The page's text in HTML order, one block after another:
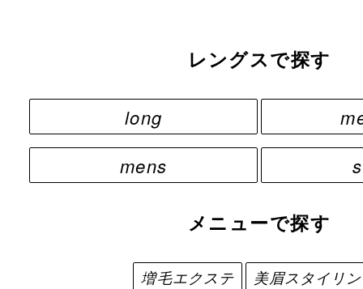
レングスで探す
long
mens
メニューで探す
増毛エクステ 美眉スタイリ